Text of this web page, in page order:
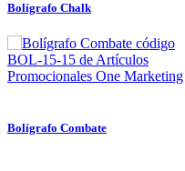
Bolígrafo Chalk
Bolígrafo Combate